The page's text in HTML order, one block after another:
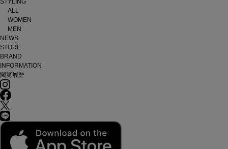
ALL
WOMEN
MEN
NEWS
STORE
BRAND
INFORMATION
閲覧履歴